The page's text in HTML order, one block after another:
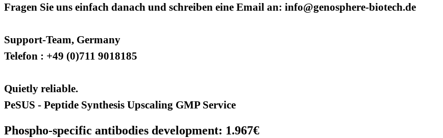
Fragen Sie uns einfach danach und schreiben eine Email an: info@genosphere-biotech.de
Support-Team, Germany
Telefon : +49 (0)711 9018185
Quietly reliable.
PeSUS - Peptide Synthesis Upscaling GMP Service
Phospho-specific antibodies development: 1.967€